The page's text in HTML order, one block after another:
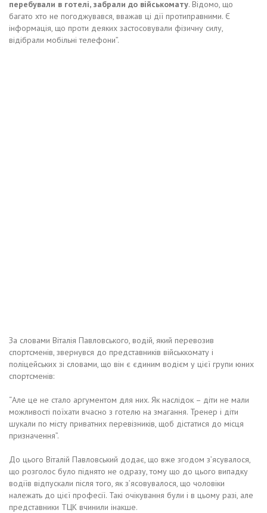
перебували в готелі, забрали до військомату. Відомо, що
багато хто не погоджувався, вважав ці дії протиправними. Є
інформація, що проти деяких застосовували фізичну силу,
відібрали мобільні телефони”.
За словами Віталія Павловського, водій, який перевозив
спортсменів, звернувся до представників військкомату і
поліцейських зі словами, що він є єдиним водієм у цієї групи юних
спортсменів:
“Але це не стало аргументом для них. Як наслідок – діти не мали
можливості поїхати вчасно з готелю на змагання. Тренер і діти
шукали по місту приватних перевізників, щоб дістатися до місця
призначення”.
До цього Віталій Павловський додає, що вже згодом з’ясувалося,
що розголос було піднято не одразу, тому що до цього випадку
водіїв відпускали після того, як з’ясовувалося, що чоловіки
належать до цієї професії. Такі очікування були і в цьому разі, але
представники ТЦК вчинили інакше.